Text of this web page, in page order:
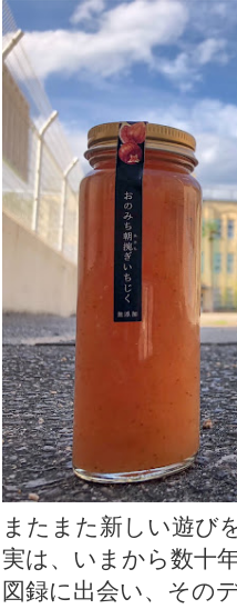
またまた新しい遊び
実は、いまから数十
図録に出会い、その